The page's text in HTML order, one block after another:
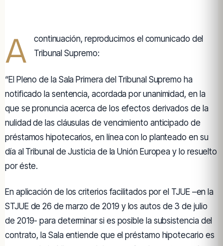
A
continuación, reproducimos el comunicado del
Tribunal Supremo:
“El Pleno de la Sala Primera del Tribunal Supremo ha
notificado la sentencia, acordada por unanimidad, en la
que se pronuncia acerca de los efectos derivados de la
nulidad de las cláusulas de vencimiento anticipado de
préstamos hipotecarios, en línea con lo planteado en su
día al Tribunal de Justicia de la Unión Europea y lo resuelto
por éste.
En aplicación de los criterios facilitados por el TJUE –en la
STJUE de 26 de marzo de 2019 y los autos de 3 de julio
de 2019- para determinar si es posible la subsistencia del
contrato, la Sala entiende que el préstamo hipotecario es